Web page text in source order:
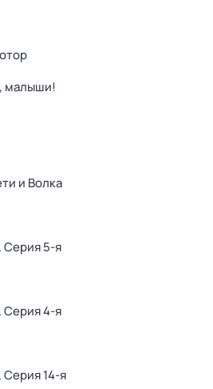
малыши!
и Волка
. Серия 5-я
. Серия 4-я
. Серия 14-я